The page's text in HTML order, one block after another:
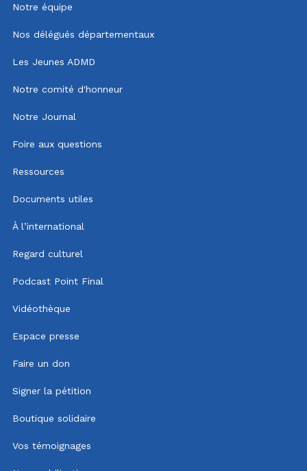
Notre équipe
Nos délégués départementaux
Les Jeunes ADMD
Notre comité d'honneur
Notre Journal
Foire aux questions
Ressources
Documents utiles
À l’international
Regard culturel
Podcast Point Final
Vidéothèque
Espace presse
Faire un don
Signer la pétition
Boutique solidaire
Vos témoignages